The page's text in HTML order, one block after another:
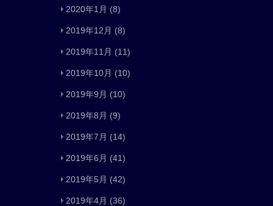
2020年1月 (8)
2019年12月 (8)
2019年11月 (11)
2019年10月 (10)
2019年9月 (10)
2019年8月 (9)
2019年7月 (14)
2019年6月 (41)
2019年5月 (42)
2019年4月 (36)